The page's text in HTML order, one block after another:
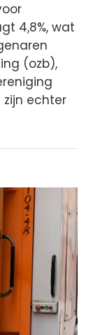
4,8%, wat
(ozb),
zijn echter